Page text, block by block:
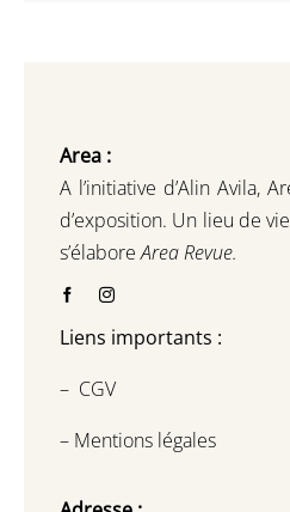
Area :
A l’initiative d’Alin Avila,
d’exposition. Un lieu de
s’élaboreArea Revue.
Liens importants :
– CGV
– Mentions légales